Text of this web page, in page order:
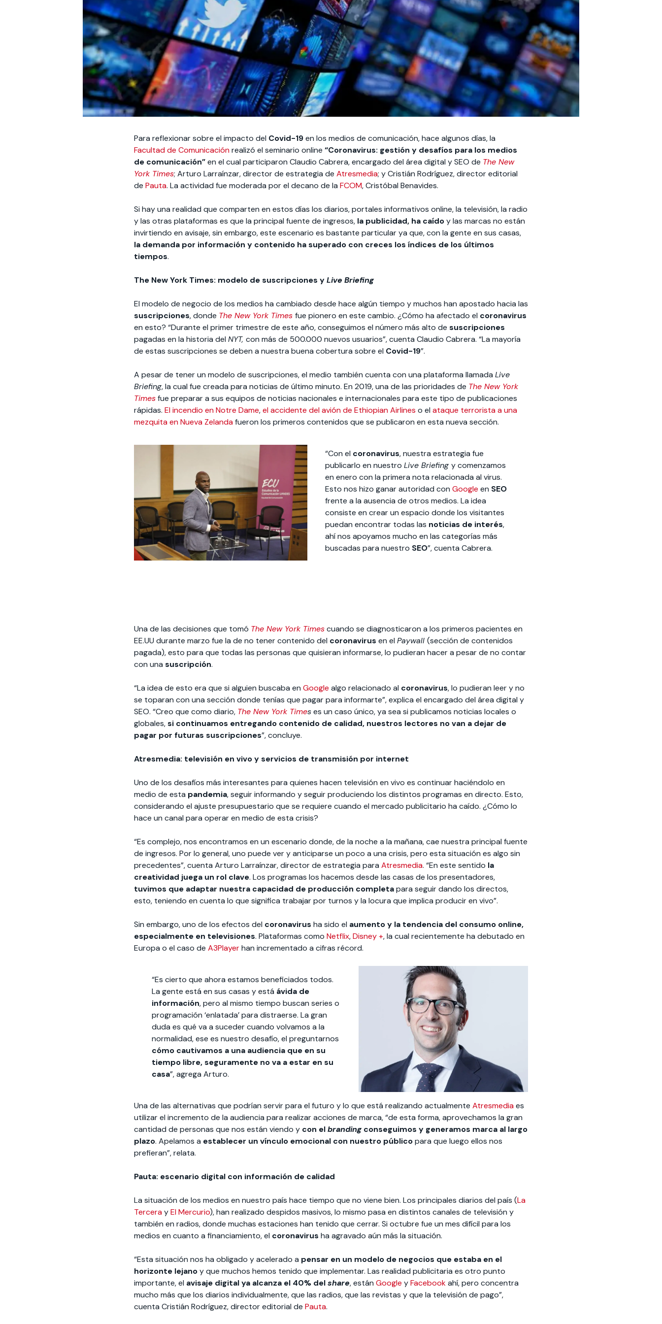
Para reflexionar sobre el impacto del Covid-19en los medios de comunicación, hace algunos días, la
Facultad de Comunicaciónrealizó el seminario online “Coronavirus: gestión y desafíos para los medios
de comunicación”en el cual participaron Claudio Cabrera, encargado del área digital y SEO de The New
York Times; Arturo Larraínzar, director de estrategia de Atresmedia; y Cristián Rodríguez, director editorial
de Pauta. La actividad fue moderada por el decano de la FCOM, Cristóbal Benavides.
Si hay una realidad que comparten en estos días los diarios, portales informativos online, la televisión, la radio
y las otras plataformas es que la principal fuente de ingresos, la publicidad, ha caídoy las marcas no están
invirtiendo en avisaje, sin embargo, este escenario es bastante particular ya que, con la gente en sus casas,
la demanda por información y contenido ha superado con creces los índices de los últimos
tiempos.
The New York Times: modelo de suscripciones yLive Briefing
El modelo de negocio de los medios ha cambiado desde hace algún tiempo y muchos han apostado hacia las
suscripciones, donde The New York Times fue pionero en este cambio. ¿Cómo ha afectado el coronavirus
en esto? “Durante el primer trimestre de este año, conseguimos el número más alto de suscripciones
pagadas en la historia del NYT, con más de 500.000 nuevos usuarios”, cuenta Claudio Cabrera. “La mayoría
de estas suscripciones se deben a nuestra buena cobertura sobre el Covid-19”.
A pesar de tener un modelo de suscripciones, el medio también cuenta con una plataforma llamada Live
Briefing, la cual fue creada para noticias de último minuto. En 2019, una de las prioridades de The New York
Timesfue preparar a sus equipos de noticias nacionales e internacionales para este tipo de publicaciones
rápidas. El incendio en Notre Dame,el accidente del avión de Ethiopian Airlines o el ataque terrorista a una
mezquita en Nueva Zelandafueron los primeros contenidos que se publicaron en esta nueva sección.
“Con el coronavirus, nuestra estrategia fue
publicarlo en nuestro Live Briefing y comenzamos
en enero con la primera nota relacionada al virus.
Esto nos hizo ganar autoridad con Google en SEO
frente a la ausencia de otros medios. La idea
consiste en crear un espacio donde los visitantes
puedan encontrar todas las noticias de interés,
ahí nos apoyamos mucho en las categorías más
buscadas para nuestro SEO”, cuenta Cabrera.
Una de las decisiones que tomó The New York Timescuando se diagnosticaron a los primeros pacientes en
EE.UU durante marzo fue la de no tener contenido del coronavirus en el Paywall (sección de contenidos
pagada), esto para que todas las personas que quisieran informarse, lo pudieran hacer a pesar de no contar
con una suscripción.
“La idea de esto era que si alguien buscaba en Google algo relacionado al coronavirus, lo pudieran leer y no
se toparan con una sección donde tenías que pagar para informarte”, explica el encargado del área digital y
SEO. “Creo que como diario, The New York Timeses un caso único, ya sea si publicamos noticias locales o
globales,si continuamos entregando contenido de calidad, nuestros lectores no van a dejar de
pagar por futuras suscripciones”, concluye.
Atresmedia: televisión en vivo y servicios de transmisión por internet
Uno de los desafíos más interesantes para quienes hacen televisión en vivo es continuar haciéndolo en
medio de esta pandemia, seguir informando y seguir produciendo los distintos programas en directo. Esto,
considerando el ajuste presupuestario que se requiere cuando el mercado publicitario ha caído. ¿Cómo lo
hace un canal para operar en medio de esta crisis?
“Es complejo, nos encontramos en un escenario donde, de la noche a la mañana, cae nuestra principal fuente
de ingresos. Por lo general, uno puede ver y anticiparse un poco a una crisis, pero esta situación es algo sin
precedentes”, cuenta Arturo Larraínzar, director de estrategia para Atresmedia. “En este sentido la
creatividad juega un rol clave. Los programas los hacemos desde las casas de los presentadores,
tuvimos que adaptar nuestra capacidad de producción completapara seguir dando los directos,
esto, teniendo en cuenta lo que significa trabajar por turnos y la locura que implica producir en vivo”.
Sin embargo, uno de los efectos del coronavirus ha sido el aumento y la tendencia del consumo online,
especialmente en televisiones. Plataformas como Netflix,Disney +, la cual recientemente ha debutado en
Europa o el caso de A3Playerhan incrementado a cifras récord.
“Es cierto que ahora estamos beneficiados todos.
La gente está en sus casas y está ávida de
información, pero al mismo tiempo buscan series o
programación ‘enlatada’ para distraerse. La gran
duda es qué va a suceder cuando volvamos a la
normalidad, ese es nuestro desafío, el preguntarnos
cómo cautivamos a una audiencia que en su
tiempo libre, seguramente no va a estar en su
casa”, agrega Arturo.
Una de las alternativas que podrían servir para el futuro y lo que está realizando actualmente Atresmediaes
utilizar el incremento de la audiencia para realizar acciones de marca, “de esta forma, aprovechamos la gran
cantidad de personas que nos están viendo y con elbrandingconseguimos y generamos marca al largo
plazo. Apelamos a establecer un vínculo emocional con nuestro públicopara que luego ellos nos
prefieran”, relata.
Pauta: escenario digital con información de calidad
La situación de los medios en nuestro país hace tiempo que no viene bien. Los principales diarios del país (La
TercerayEl Mercurio), han realizado despidos masivos, lo mismo pasa en distintos canales de televisión y
también en radios, donde muchas estaciones han tenido que cerrar. Si octubre fue un mes difícil para los
medios en cuanto a financiamiento, el coronavirus ha agravado aún más la situación.
“Esta situación nos ha obligado y acelerado a pensar en un modelo de negocios que estaba en el
horizonte lejanoy que muchos hemos tenido que implementar. Las realidad publicitaria es otro punto
importante, el avisaje digital ya alcanza el 40% delshare, están Google yFacebookahí, pero concentra
mucho más que los diarios individualmente, que las radios, que las revistas y que la televisión de pago”,
cuenta Cristián Rodríguez, director editorial de Pauta.